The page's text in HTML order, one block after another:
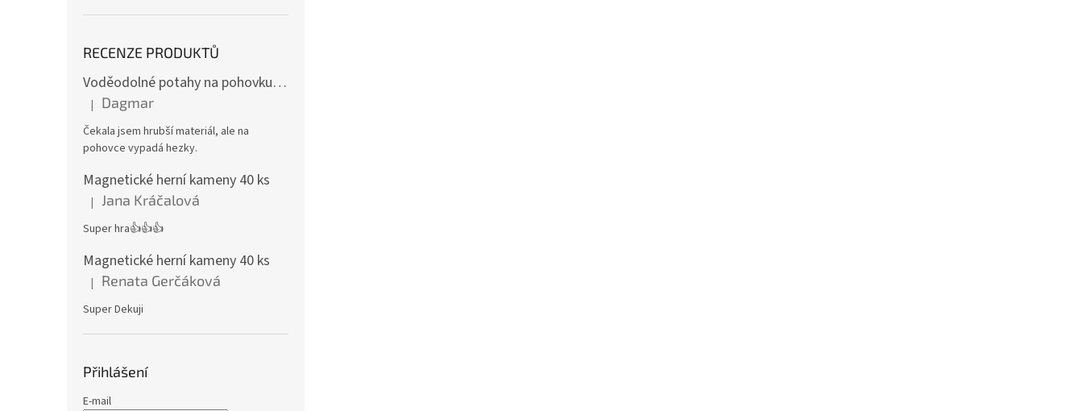
RECENZE PRODUKTŮ
Voděodolné potahy na pohovku se vzorem
Hodnocení produktu je 4 z 5 hvězdiček.
| Dagmar
Čekala jsem hrubší materiál, ale na
pohovce vypadá hezky.
Magnetické herní kameny 40 ks
Hodnocení produktu je 5 z 5 hvězdiček.
| Jana Kráčalová
Super hra👍👍👍
Magnetické herní kameny 40 ks
Hodnocení produktu je 5 z 5 hvězdiček.
| Renata Gerčáková
Super Dekuji
Přihlášení
E-mail